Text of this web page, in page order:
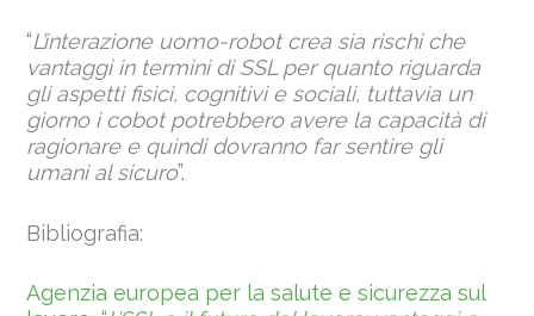
“L’interazione uomo-robot crea sia rischi che
vantaggi in termini di SSL per quanto riguarda
gli aspetti fisici, cognitivi e sociali, tuttavia un
giorno i cobot potrebbero avere la capacità di
ragionare e quindi dovranno far sentire gli
umani al sicuro”.
Bibliografia:
Agenzia europea per la salute e sicurezza sul